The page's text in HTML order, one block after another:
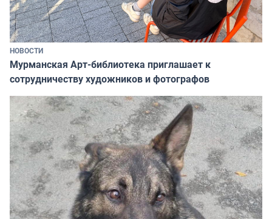
НОВОСТИ
Мурманская Арт-библиотека приглашает к
сотрудничеству художников и фотографов